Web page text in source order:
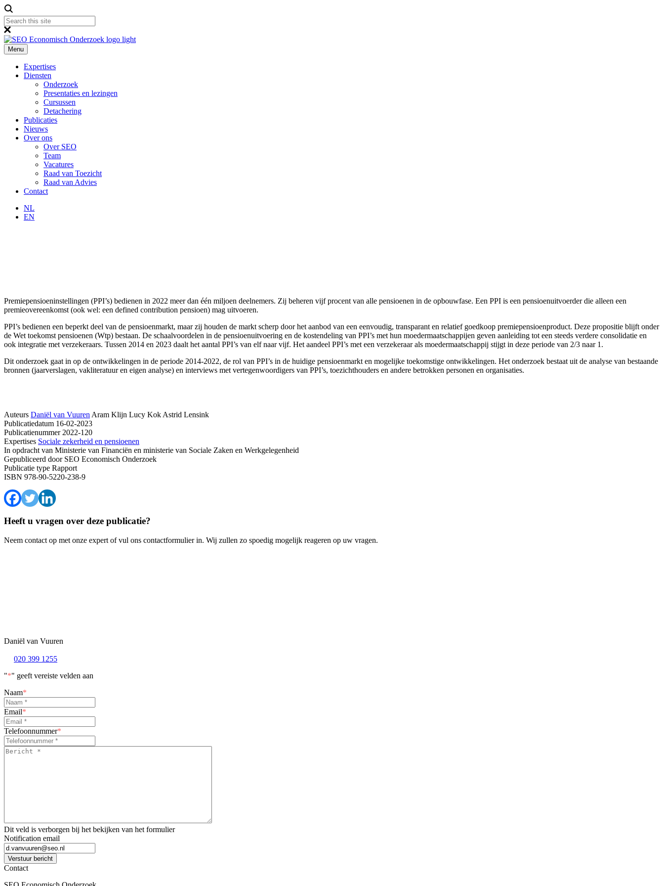
Menu
Expertises
Diensten
Onderzoek
Presentaties en lezingen
Cursussen
Detachering
Publicaties
Nieuws
Over ons
Over SEO
Team
Vacatures
Raad van Toezicht
Raad van Advies
Contact
NL
EN
Premiepensioeninstellingen (PPI’s) bedienen in 2022 meer dan één miljoen deelnemers. Zij beheren vijf procent van alle pensioenen in de opbouwfase. Een PPI is een pensioenuitvoerder die alleen een
premieovereenkomst (ook wel: een defined contribution pensioen) mag uitvoeren.
PPI’s bedienen een beperkt deel van de pensioenmarkt, maar zij houden de markt scherp door het aanbod van een eenvoudig, transparant en relatief goedkoop premiepensioenproduct. Deze propositie blijft onder
de Wet toekomst pensioenen (Wtp) bestaan. De schaalvoordelen in de pensioenuitvoering en de kostendeling van PPI’s met hun moedermaatschappijen geven aanleiding tot een steeds verdere consolidatie en
ook integratie met verzekeraars. Tussen 2014 en 2023 daalt het aantal PPI’s van elf naar vijf. Het aandeel PPI’s met een verzekeraar als moedermaatschappij stijgt in deze periode van 2/3 naar 1.
Dit onderzoek gaat in op de ontwikkelingen in de periode 2014-2022, de rol van PPI’s in de huidige pensioenmarkt en mogelijke toekomstige ontwikkelingen. Het onderzoek bestaat uit de analyse van bestaande
bronnen (jaarverslagen, vakliteratuur en eigen analyse) en interviews met vertegenwoordigers van PPI’s, toezichthouders en andere betrokken personen en organisaties.
Auteurs Daniël van Vuuren Aram Klijn Lucy Kok Astrid Lensink
Publicatiedatum 16-02-2023
Publicatienummer2022-120
Expertises Sociale zekerheid en pensioenen
In opdracht van Ministerie van Financiën en ministerie van Sociale Zaken en Werkgelegenheid
Gepubliceerd doorSEO Economisch Onderzoek
Publicatie type Rapport
ISBN 978-90-5220-238-9
Heeft u vragen over deze publicatie?
Neem contact op met onze expert of vul ons contactformulier in. Wij zullen zo spoedig mogelijk reageren op uw vragen.
Daniël van Vuuren
020 399 1255
"*" geeft vereiste velden aan
Naam*
Email*
Telefoonnummer*
Bericht
Dit veld is verborgen bij het bekijken van het formulier
Notification email
Verstuur bericht
Contact